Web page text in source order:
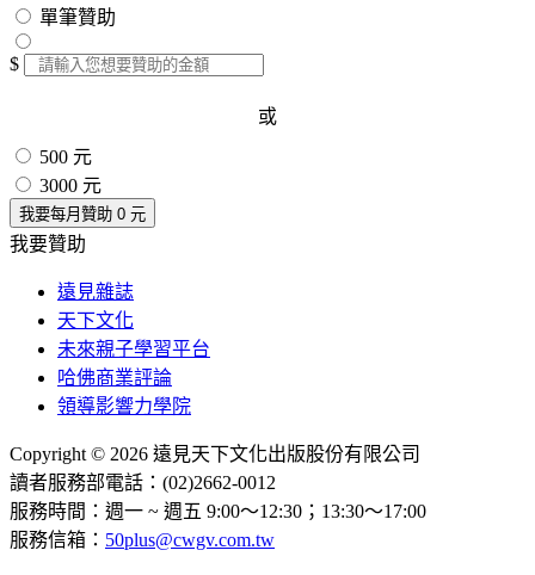
單筆贊助
$
或
500 元
3000 元
我要每月贊助 0 元
我要贊助
遠見雜誌
天下文化
未來親子學習平台
哈佛商業評論
領導影響力學院
Copyright © 2026 遠見天下文化出版股份有限公司
讀者服務部電話：(02)2662-0012
服務時間：週一 ~ 週五 9:00～12:30；13:30～17:00
服務信箱： 50plus@cwgv.com.tw